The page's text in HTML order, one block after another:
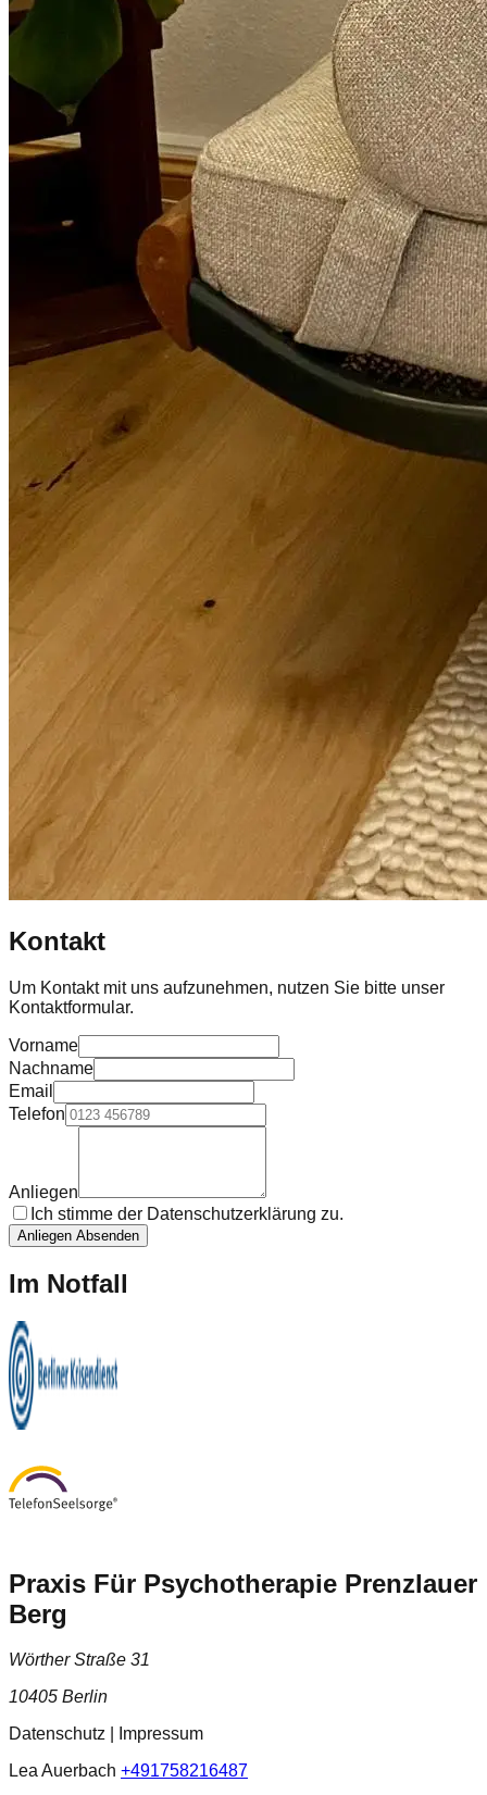
Kontakt
Um Kontakt mit uns aufzunehmen, nutzen Sie bitte unser
Kontaktformular.
Vorname
Nachname
Email
Telefon
Anliegen
Ich stimme der Datenschutzerklärung zu.
Anliegen Absenden
Im Notfall
Praxis Für Psychotherapie Prenzlauer
Berg
Wörther Straße 31
10405 Berlin
Datenschutz | Impressum
Lea Auerbach +491758216487